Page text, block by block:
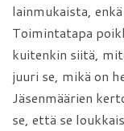
lainmukaista,
Toimintatapa
kuitenkin siitä,
juuri se, mikä on
Jäsenmäärien
se, että se